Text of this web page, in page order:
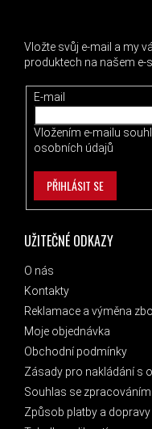
UŽITEČNÉ ODKAZY
O nás
Kontakty
Reklamace a výměna
Moje objednávka
Obchodní podmínky
Zásady pro nakládání s
Souhlas se
Způsob platby a dopravy
Vložte svůj e-mail a my
produktech na našem e-
E-mail
Vložením e-mailu
osobních údajů
PŘIHLÁSIT SE